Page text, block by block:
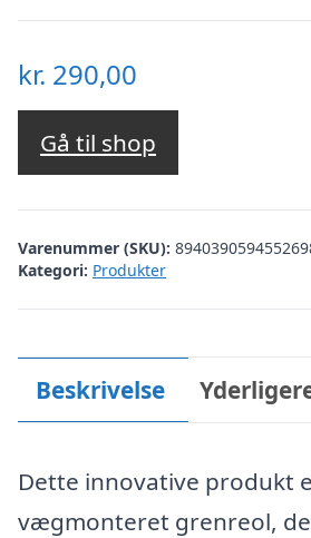
kr. 290,00
Gå til shop
Varenummer (SKU):
Kategori: Produkter
Beskrivelse
Dette innovative produkt
vægmonteret grenreol,